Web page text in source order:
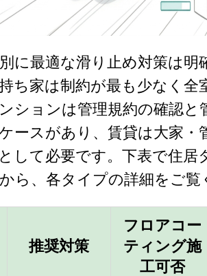
に最適な滑り止め対策は明
ち家は制約が最も少なく全
ションは管理規約の確認と
ースがあり、賃貸は大家・
して必要です。下表で住居
ら、各タイプの詳細をご覧
推奨対策
フロアコー
ティング施
工可否